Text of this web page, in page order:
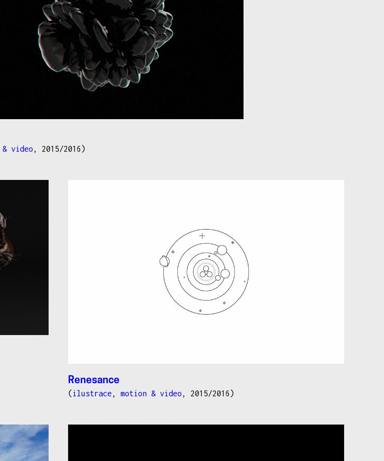
video , 2015/2016)
Renesance
( ilustrace , motion & video , 2015/2016)